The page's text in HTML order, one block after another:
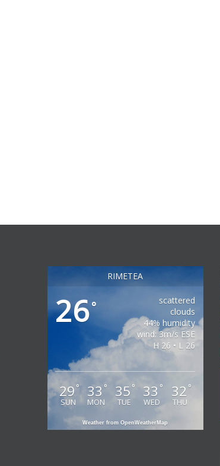
RIMETEA
26°
scattered
clouds
44% humidity
wind: 3m/s ESE
H 26 • L 26
29°
SUN
33 °
MON
35 °
TUE
33 °
WED
32 °
THU
Weather from OpenWeatherMap